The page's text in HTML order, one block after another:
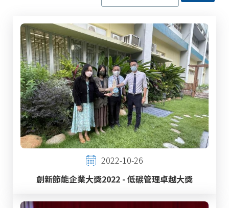
2022-10-26
創新節能企業大獎2022 - 低碳管理卓越大獎